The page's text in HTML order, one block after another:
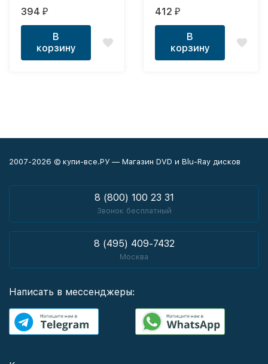
Е.Шифрин, Г.Ветров и
др.)
394 ₽
В
корзину
Неизданное +
Избранное)
412 ₽
В
корзину
2007-2026 © купи-все.РУ — Магазин DVD и Blu-Ray дисков
8 (800) 100 23 31
Звонок бесплатный
8 (495) 409-7432
Москва
Написать в мессенджеры: